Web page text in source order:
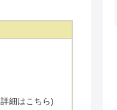
詳細はこちら)